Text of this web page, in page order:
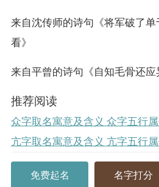
来自沈传师的诗句《将军破了
看》
来自平曾的诗句《自知毛骨还应
推荐阅读
众字取名寓意及含义 众字五行
亢字取名寓意及含义 亢字五行
免费起名 名字打分